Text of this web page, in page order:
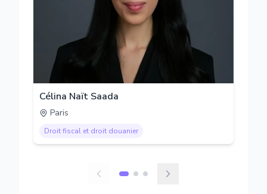
Célina Naït Saada
Paris
Droit fiscal et droit douanier